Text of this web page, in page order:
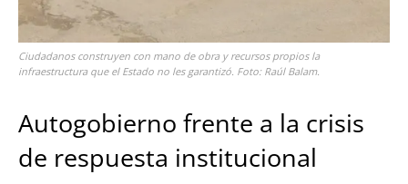
Ciudadanos construyen con mano de obra y recursos propios la
infraestructura que el Estado no les garantizó. Foto: Raúl Balam.
Autogobierno frente a la crisis
de respuesta institucional